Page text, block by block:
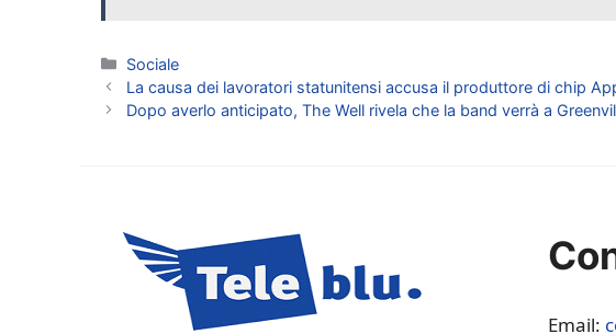
Categorie
Sociale
La causa dei lavoratori statunitensi accusa il produttore di chip
Dopo averlo anticipato, The Well rivela che la band verrà a
Email: